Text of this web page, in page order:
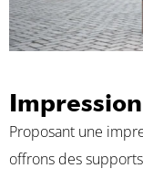
Proposant une
offrons des